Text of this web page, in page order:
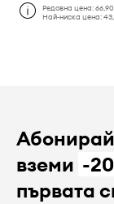
Редовна цена:
Най-ниска цена:
вземи -
първата